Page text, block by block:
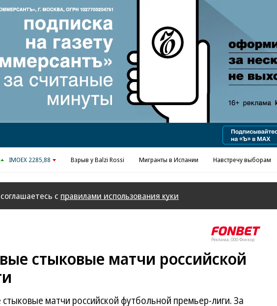
Реклама в «Ъ» www.kommersant.ru/ad
IMOEX 2285,88 Взрыв у Balzi Rossi Мигранты в Испании Навстречу выборам
с правилами использования куки
Реклама, ООО Фонкор
стыковые матчи российской
матчи российской футбольной премьер-лиги. За